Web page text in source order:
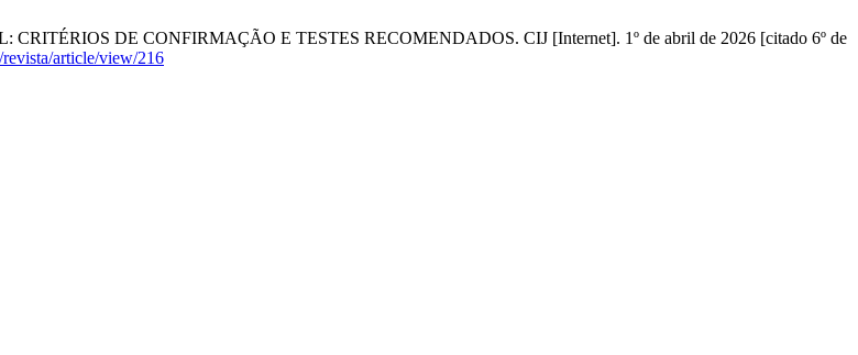
DE CONFIRMAÇÃO E TESTES RECOMENDADOS. CIJ [Internet]. 1º de abril de 2026 [citado 6º de
article/view/216